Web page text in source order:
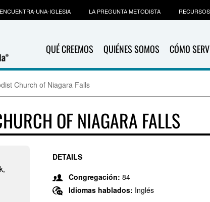
QUÉ CREEMOS QUIÉNES SOMOS CÓMO
ENCUENTRA-UNA-IGLESIA LA PREGUNTA METODISTA
Church of Niagara Falls
OF NIAGARA FALLS
DETAILS
Congregación: 84
Idiomas hablados: Inglés